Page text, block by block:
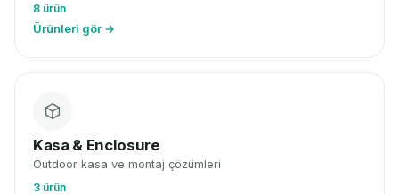
8 ürün
Ürünleri gör →
Kasa & Enclosure
Outdoor kasa ve montaj çözümleri
3 ürün